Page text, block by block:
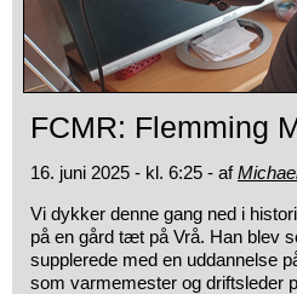
FCMR: Flemming
16. juni 2025 - kl. 6:25 - af
Vi dykker denne gang ned i
på en gård tæt på Vrå. Han blev
supplerede med en uddannelse
som varmemester og driftsleder